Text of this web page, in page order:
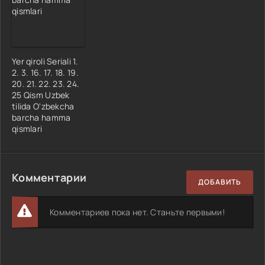
Yer qiroli Seriali 1.
2. 3. 16. 17. 18. 19.
20. 21. 22. 23. 24.
25 Qism Uzbek
tilida O'zbekcha
barcha hamma
qismlari
Комментарии ДОБАВИТЬ
Комментариев пока нет. Станьте первыми!